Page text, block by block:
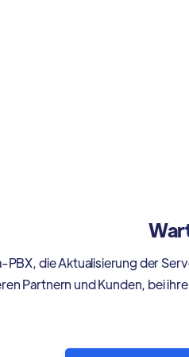
PBX, die Aktualisierung der
Partnern und Kunden, bei